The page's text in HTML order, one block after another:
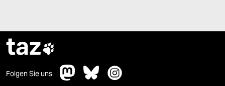
taz
Folgen Sie uns